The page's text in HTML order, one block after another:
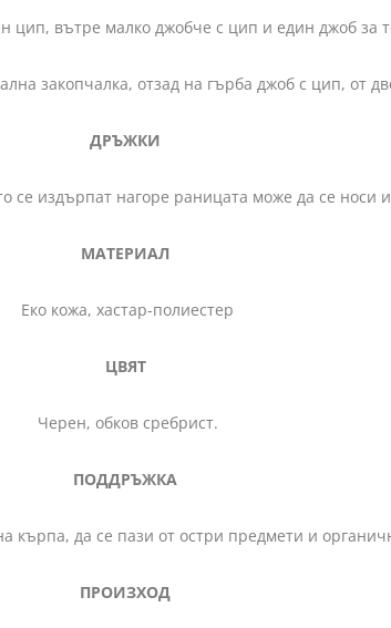
цип, вътре малко джобче с цип и един джоб за
закопчалка, отзад на гърба джоб с цип, от
ДРЪЖКИ
издърпат нагоре раницата може да се носи и
МАТЕРИАЛ
Еко кожа, хастар-полиестер
ЦВЯТ
Черен, обков сребрист.
ПОДДРЪЖКА
кърпа, да се пази от остри предмети и
ПРОИЗХОД